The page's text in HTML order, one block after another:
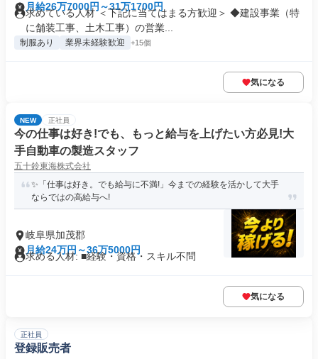
月給26万7000円～31万1700円
求めている人材 ＜下記に当てはまる方歓迎＞ ◆建設事業（特
に舗装工事、土木工事）の営業...
制服あり 業界未経験歓迎 +15個
気になる
NEW 正社員
今の仕事は好き!でも、もっと給与を上げたい方必見!大
手自動車の製造スタッフ
五十鈴東海株式会社
✨「仕事は好き。でも給与に不満!」今までの経験を活かして大手
ならではの高給与へ!
岐阜県加茂郡
月給24万円～36万5000円
求める人材: ■経験・資格・スキル不問
気になる
正社員
登録販売者